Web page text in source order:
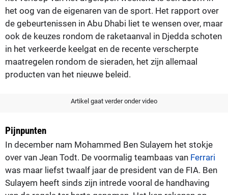
het oog van de eigenaren van de sport. Het rapport over
de gebeurtenissen in Abu Dhabi liet te wensen over, maar
ook de keuzes rondom de raketaanval in Djedda schoten
in het verkeerde keelgat en de recente verscherpte
maatregelen rondom de sieraden, het zijn allemaal
producten van het nieuwe beleid.
Artikel gaat verder onder video
Pijnpunten
In december nam Mohammed Ben Sulayem het stokje
over van Jean Todt. De voormalig teambaas van Ferrari
was maar liefst twaalf jaar de president van de FIA. Ben
Sulayem heeft sinds zijn intrede vooral de handhaving